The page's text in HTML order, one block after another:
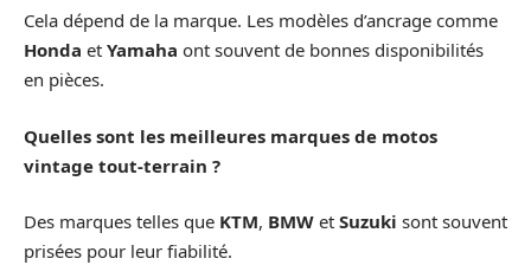
Cela dépend de la marque. Les modèles d’ancrage comme
Honda et Yamaha ont souvent de bonnes disponibilités
en pièces.
Quelles sont les meilleures marques de motos
vintage tout-terrain ?
Des marques telles que KTM, BMW et Suzuki sont souvent
prisées pour leur fiabilité.